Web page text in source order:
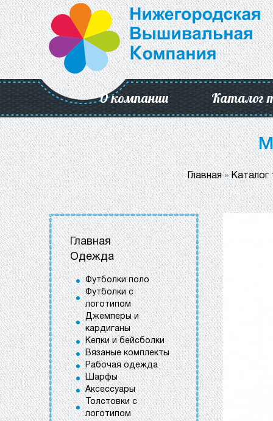
О компании Каталог
Главная»Каталог
Главная
Одежда
Футболки поло
Футболки с
логотипом
Джемперы и
кардиганы
Кепки и бейсболки
Вязаные комплекты
Рабочая одежда
Шарфы
Аксессуары
Толстовки с
логотипом